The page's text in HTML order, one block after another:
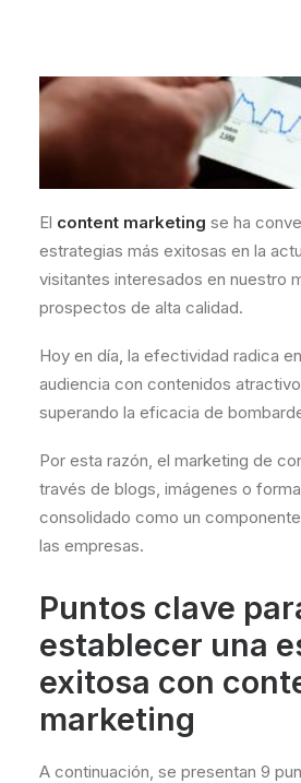
El content marketing se ha
estrategias más exitosas en la
visitantes interesados en nuestro
prospectos de alta calidad.
Hoy en día, la efectividad radica
audiencia con contenidos
superando la eficacia de
Por esta razón, el marketing de
través de blogs, imágenes o
consolidado como un
las empresas.
Puntos clave
establecer una
exitosa con
marketing
A continuación, se presentan 9